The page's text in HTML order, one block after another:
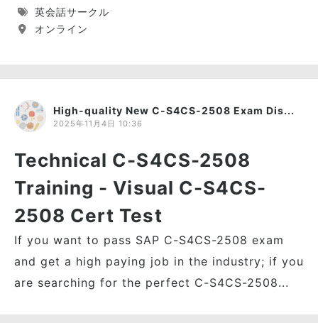
英会話サークル
オンライン
High-quality New C-S4CS-2508 Exam Dis...
2025年11月4日 10:36
Technical C-S4CS-2508
Training - Visual C-S4CS-
2508 Cert Test
If you want to pass SAP C-S4CS-2508 exam
and get a high paying job in the industry; if you
are searching for the perfect C-S4CS-2508...